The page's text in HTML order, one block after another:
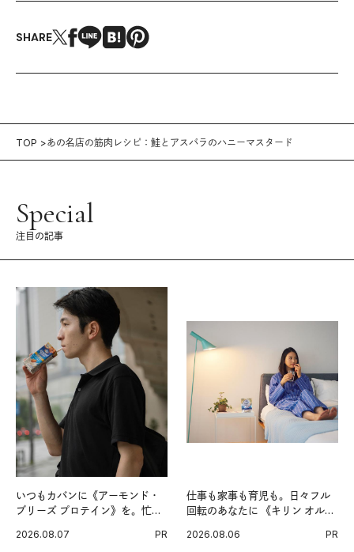
SHARE
TOP あの名店の筋肉レシピ：鮭とアスパラのハニーマスタード
Special
注目の記事
いつもカバンに《アーモンド・
ブリーズ プロテイン》を。忙し
グ習慣。
2026.08.07 PR
仕事も家事も育児も。日々フル
回転のあなたに 《キリン オルニ
2026.08.06 PR